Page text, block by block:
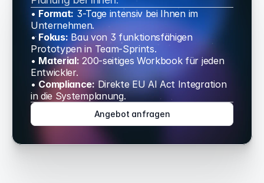
• Format: 3-Tage intensiv bei Ihnen im
Unternehmen.
• Fokus: Bau von 3 funktionsfähigen
Prototypen in Team-Sprints.
• Material: 200-seitiges Workbook für jeden
Entwickler.
• Compliance: Direkte EU AI Act Integration
in die Systemplanung.
Angebot anfragen